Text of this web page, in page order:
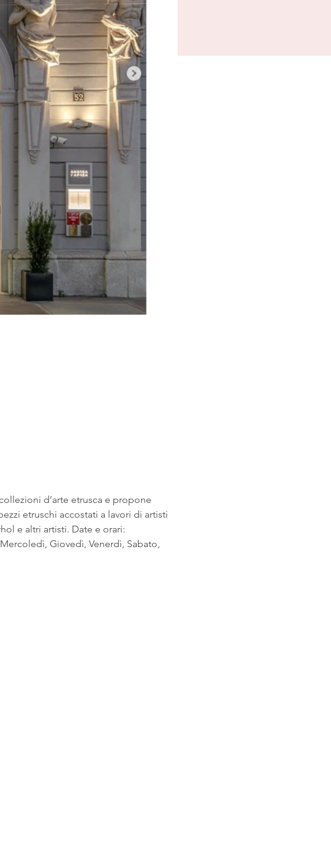
d’arte etrusca e propone
etruschi accostati a lavori di artisti
e altri artisti. Date e orari:
Giovedì, Venerdì, Sabato,